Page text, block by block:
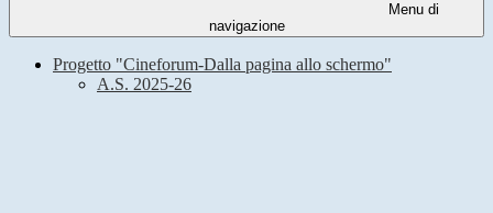
Menu di
navigazione
Progetto "Cineforum-Dalla pagina allo schermo"
A.S. 2025-26